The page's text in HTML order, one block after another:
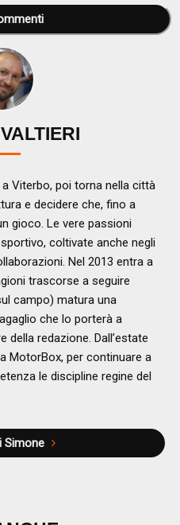
a Viterbo, poi torna nella città
e decidere che, fino a
gioco. Le vere passioni
coltivate anche negli
Nel 2013 entra a
trascorse a seguire
campo) matura una
che lo porterà a
redazione. Dall’estate
MotorBox, per continuare a
le discipline regine del
Simone